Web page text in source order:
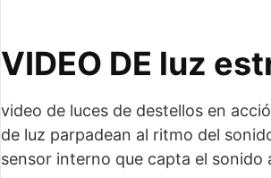
VIDEO DE luz
video de luces de destellos en
de luz parpadean al ritmo del
sensor interno que capta el